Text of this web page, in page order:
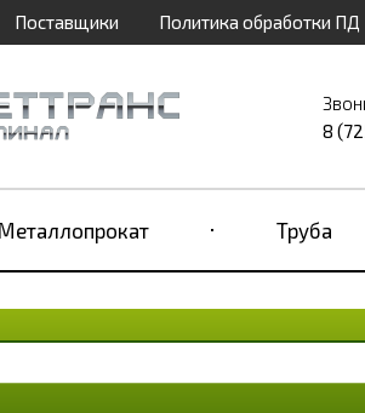
Поставщики Политика обработки ПД
8
Металлопрокат Труба